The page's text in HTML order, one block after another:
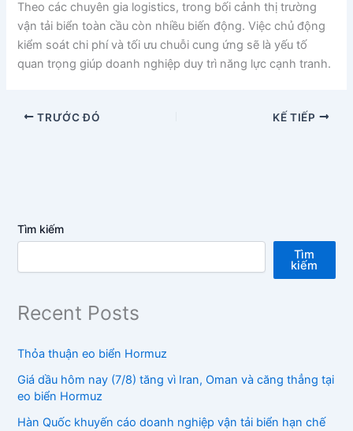
Theo các chuyên gia logistics, trong bối cảnh thị trường
vận tải biển toàn cầu còn nhiều biến động. Việc chủ động
kiểm soát chi phí và tối ưu chuỗi cung ứng sẽ là yếu tố
quan trọng giúp doanh nghiệp duy trì năng lực cạnh tranh.
TRƯỚC ĐÓ KẾ TIẾP
Tìm kiếm
Tìm
kiếm
Recent Posts
Thỏa thuận eo biển Hormuz
Giá dầu hôm nay (7/8) tăng vì Iran, Oman và căng thẳng tại
eo biển Hormuz
Hàn Quốc khuyến cáo doanh nghiệp vận tải biển hạn chế